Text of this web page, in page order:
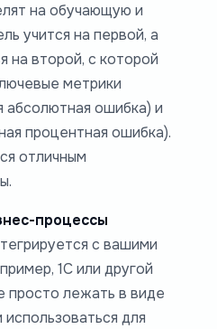
на обучающую и
учится на первой, а
на второй, с которой
метрики
абсолютная ошибка) и
процентная ошибка).
отличным
процессы
с вашими
1С или другой
просто лежать в виде
для